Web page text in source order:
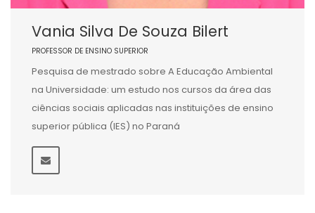
Vania Silva De Souza Bilert
PROFESSOR DE ENSINO SUPERIOR
Pesquisa de mestrado sobre A Educação Ambiental
na Universidade: um estudo nos cursos da área das
ciências sociais aplicadas nas instituições de ensino
superior pública (IES) no Paraná